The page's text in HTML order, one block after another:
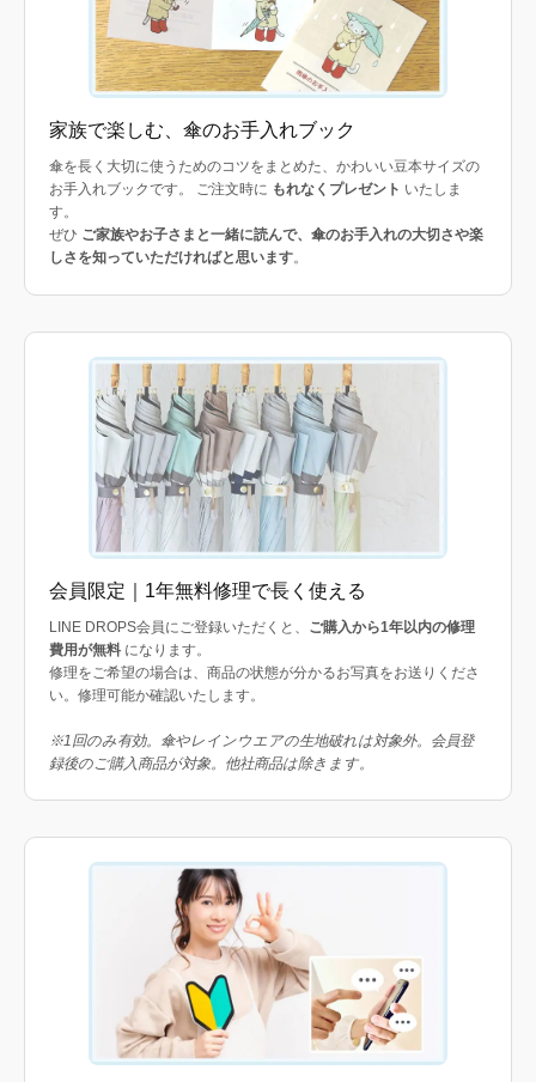
家族で楽しむ、傘のお手入れブック
傘を長く大切に使うためのコツをまとめた、かわいい豆本サイズの
お手入れブックです。 ご注文時に もれなくプレゼント いたしま
す。
ぜひ ご家族やお子さまと一緒に読んで、傘のお手入れの大切さや楽
しさを知っていただければと思います。
会員限定｜1年無料修理で長く使える
LINE DROPS会員にご登録いただくと、 ご購入から1年以内の修理
費用が無料 になります。
修理をご希望の場合は、商品の状態が分かるお写真をお送りくださ
い。修理可能か確認いたします。
※1回のみ有効。傘やレインウエアの生地破れは対象外。会員登
録後のご購入商品が対象。他社商品は除きます。